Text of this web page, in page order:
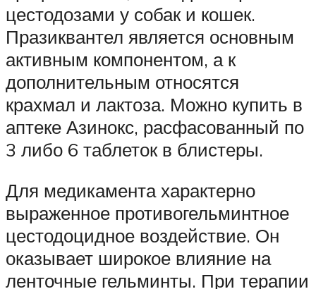
цестодозами у собак и кошек.
Празиквантел является основным
активным компонентом, а к
дополнительным относятся
крахмал и лактоза. Можно купить в
аптеке Азинокс, расфасованный по
3 либо 6 таблеток в блистеры.
Для медикамента характерно
выраженное противогельминтное
цестодоцидное воздействие. Он
оказывает широкое влияние на
ленточные гельминты. При терапии